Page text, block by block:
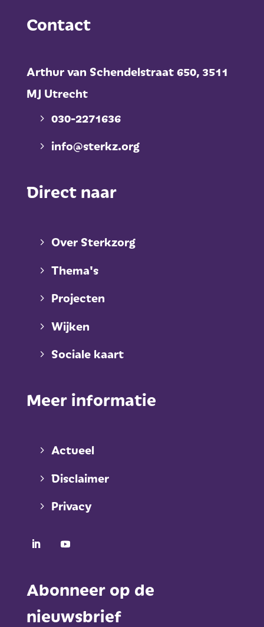
Contact
Arthur van Schendelstraat 650, 3511
MJ Utrecht
030-2271636
info@sterkz.org
Direct naar
Over Sterkzorg
Thema's
Projecten
Wijken
Sociale kaart
Meer informatie
Actueel
Disclaimer
Privacy
Abonneer op de
nieuwsbrief